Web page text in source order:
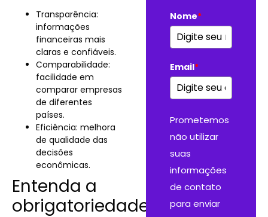
Transparência:
informações
financeiras mais
claras e confiáveis.
Comparabilidade:
facilidade em
comparar empresas
de diferentes
países.
Eficiência: melhora
de qualidade das
decisões
econômicas.
Entenda a
obrigatoriedade
Nome*
Email*
Prometemos
não utilizar
suas
informações
de contato
para enviar